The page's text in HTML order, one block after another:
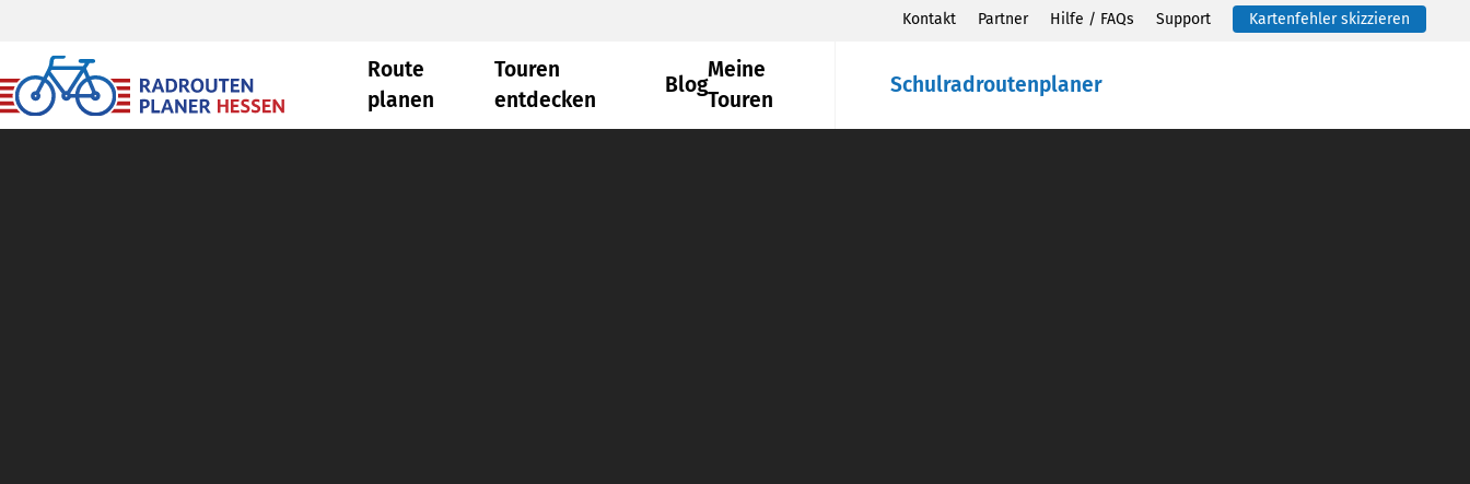
Kontakt Partner Hilfe / FAQs Support Kartenfehler skizzieren
Route
planen
Touren
entdecken
Blog
Meine
Touren
Schulradroutenplaner